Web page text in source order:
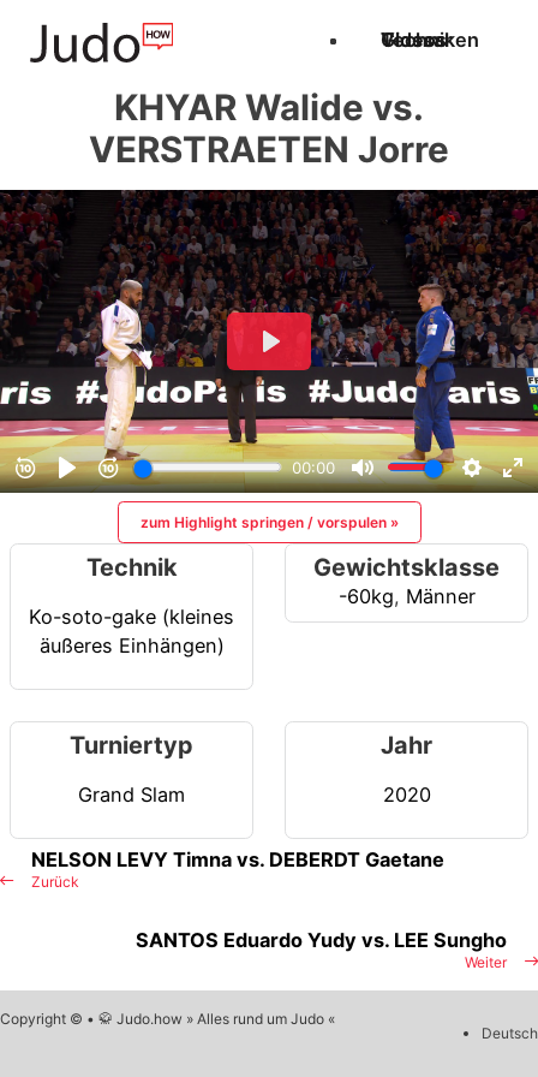
Techniken
Videos
Glossar
KHYAR Walide vs.
VERSTRAETEN Jorre
zum Highlight springen / vorspulen »
Technik
Ko-soto-gake (kleines
äußeres Einhängen)
Gewichtsklasse
-60kg, Männer
Turniertyp
Grand Slam
Jahr
2020
Zurück
NELSON LEVY Timna vs. DEBERDT Gaetane
Weiter
SANTOS Eduardo Yudy vs. LEE Sungho
Copyright © • 🥋 Judo.how » Alles rund um Judo «
Deutsch